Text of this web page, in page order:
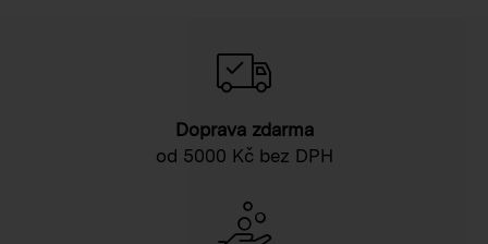
Doprava zdarma
od 5000 Kč bez DPH